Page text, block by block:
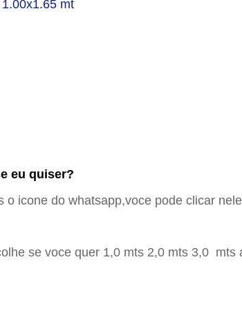
mt
eu quiser?
o icone do whatsapp,voce pode clicar
se voce quer 1,0 mts 2,0 mts 3,0 mts